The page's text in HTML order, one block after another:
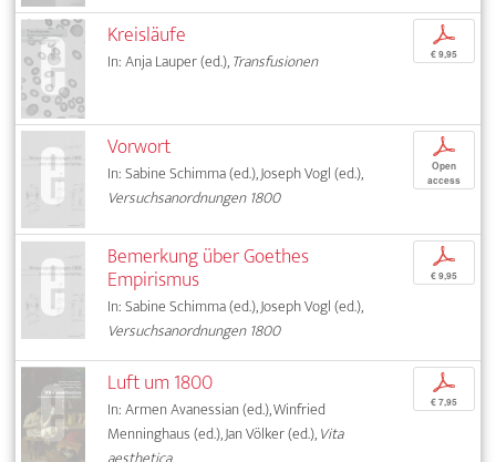
Kreisläufe
In: Anja Lauper (ed.),Transfusionen
p
€ 9,95
Vorwort
In: Sabine Schimma (ed.), Joseph Vogl (ed.),
Versuchsanordnungen 1800
p
Open
access
Bemerkung über Goethes
Empirismus
In: Sabine Schimma (ed.), Joseph Vogl (ed.),
Versuchsanordnungen 1800
p
€ 9,95
Luft um 1800
In: Armen Avanessian (ed.), Winfried
Menninghaus (ed.), Jan Völker (ed.),Vita
p
€ 7,95